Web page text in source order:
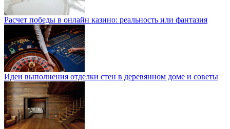
Расчет победы в онлайн казино: реальность или фантазия
Идеи выполнения отделки стен в деревянном доме и советы